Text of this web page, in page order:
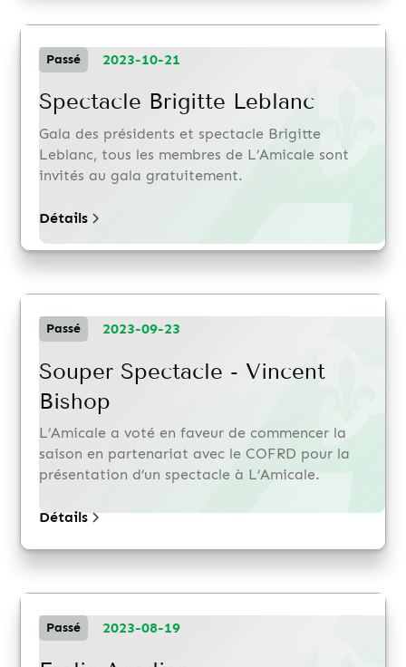
Passé 2023-10-21
Spectacle Brigitte Leblanc
Gala des présidents et spectacle Brigitte
Leblanc, tous les membres de L’Amicale sont
invités au gala gratuitement.
Détails
Passé 2023-09-23
Souper Spectacle - Vincent
Bishop
L’Amicale a voté en faveur de commencer la
saison en partenariat avec le COFRD pour la
présentation d’un spectacle à L’Amicale.
Détails
Passé 2023-08-19